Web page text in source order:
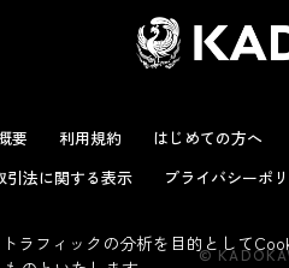
要 利用規約 はじめての方へ
引法に関する表示
プライバシーポ
©
フィックの分析を目的として